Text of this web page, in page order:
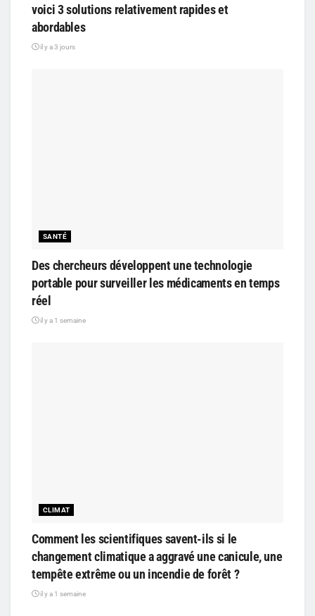
voici 3 solutions relativement rapides et
abordables
il y a 3 jours
SANTÉ
Des chercheurs développent une technologie
portable pour surveiller les médicaments en temps
réel
il y a 1 semaine
CLIMAT
Comment les scientifiques savent-ils si le
changement climatique a aggravé une canicule, une
tempête extrême ou un incendie de forêt ?
il y a 1 semaine